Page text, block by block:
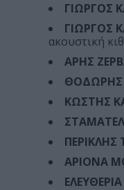
ΓΙΩΡΓΟΣ
ΓΙΩΡΓΟΣ
ακουστική
ΑΡΗΣ
ΘΟΔΩΡΗΣ
ΚΩΣΤΗΣ
ΠΕΡΙΚΛΗΣ
ΑΡΙΟΝΑ